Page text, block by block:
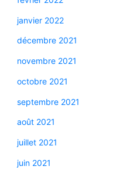
janvier 2022
décembre 2021
novembre 2021
octobre 2021
septembre 2021
août 2021
juillet 2021
juin 2021